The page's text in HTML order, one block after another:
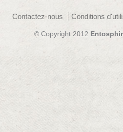
Contactez-nous Conditions
© Copyright 2012